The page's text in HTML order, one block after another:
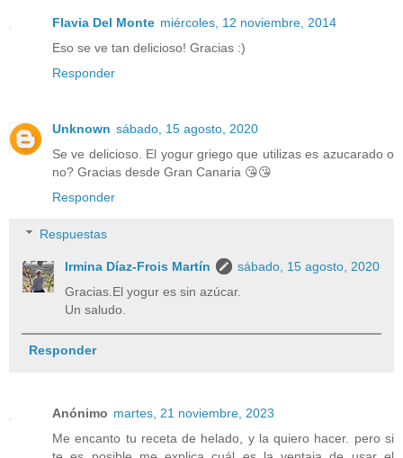
Flavia Del Monte miércoles, 12 noviembre, 2014
Eso se ve tan delicioso! Gracias :)
Responder
Unknown sábado, 15 agosto, 2020
Se ve delicioso. El yogur griego que utilizas es azucarado o
no? Gracias desde Gran Canaria 😘😘
Responder
Respuestas
Irmina Díaz-Frois Martín
sábado, 15 agosto, 2020
Gracias.El yogur es sin azúcar.
Un saludo.
Responder
Anónimo martes, 21 noviembre, 2023
Me encanto tu receta de helado, y la quiero hacer. pero si